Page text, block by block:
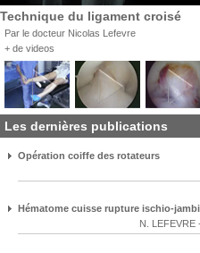
Technique du ligament croisé
Par le docteur Nicolas Lefevre
+ de videos
Les dernières publications
Opération coiffe des rotateurs
Hématome cuisse rupture ischio-
N. LEFEVRE -